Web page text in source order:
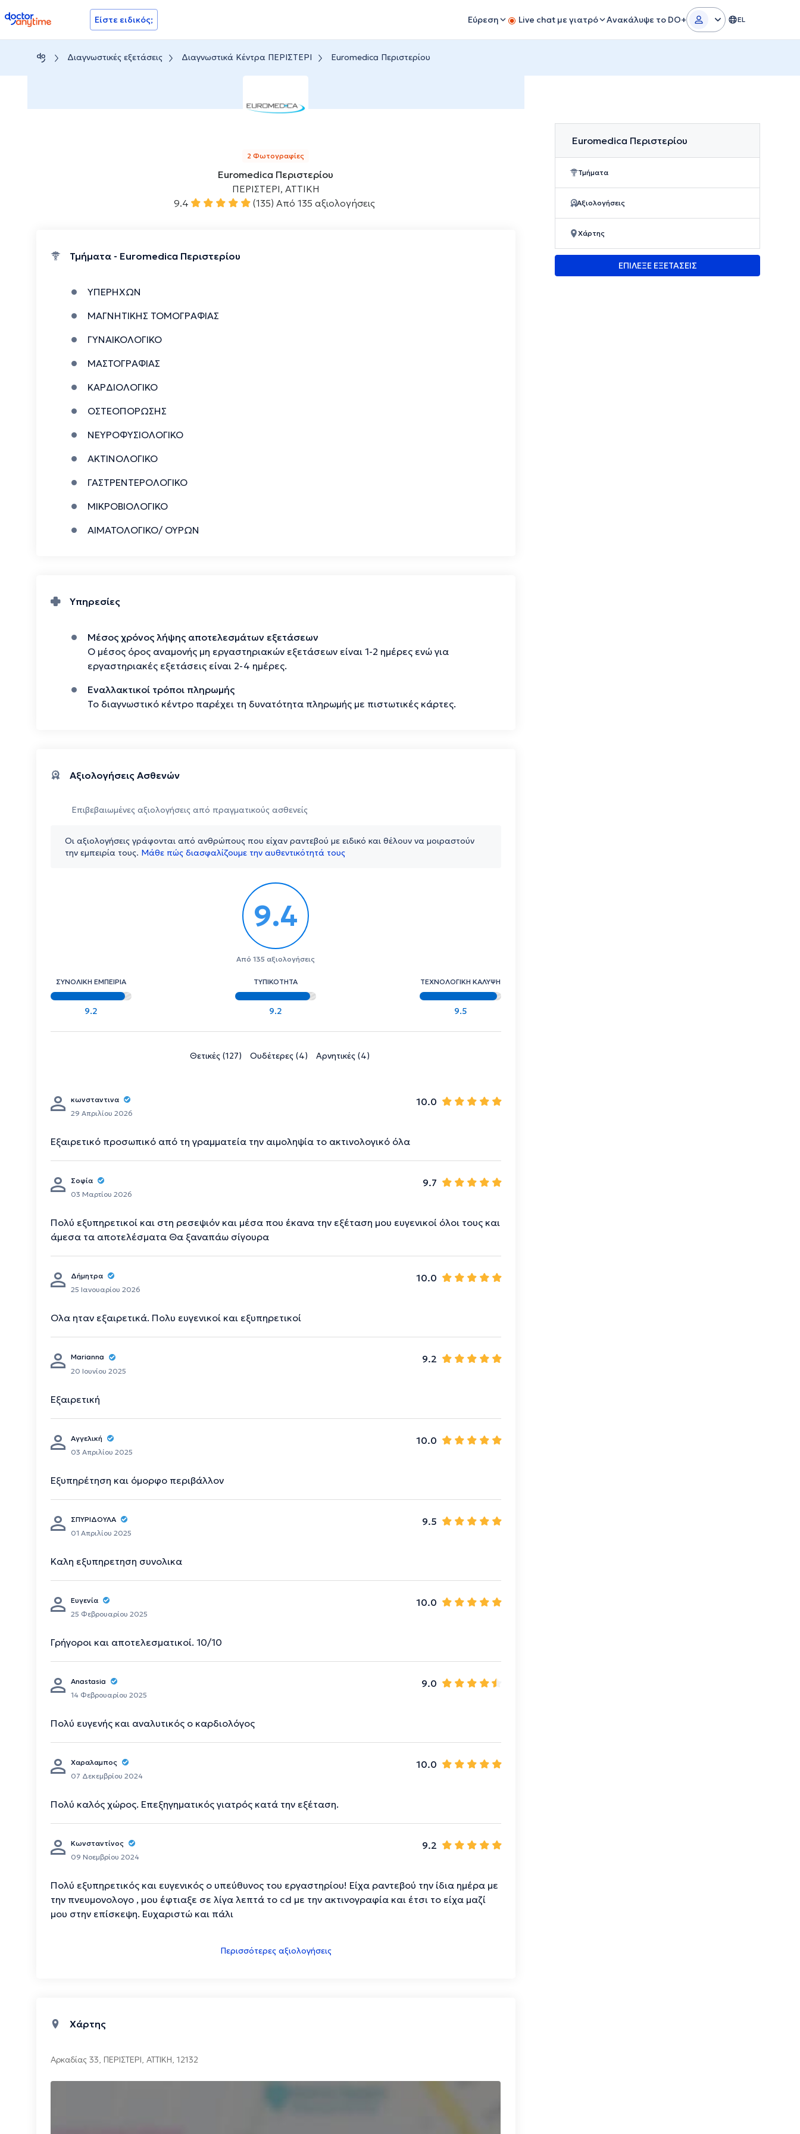
doctoranytime Είστε ειδικός; Εύρεση Live chat με γιατρό Ανακάλυψε το DO+ EL
Διαγνωστικές εξετάσεις Διαγνωστικά Κέντρα ΠΕΡΙΣΤΕΡΙ Euromedica Περιστερίου
Euromedica Περιστερίου
Τμήματα
Αξιολογήσεις
Χάρτης
ΕΠΙΛΕΞΕ ΕΞΕΤΑΣΕΙΣ
2 Φωτογραφίες
Euromedica Περιστερίου
ΠΕΡΙΣΤΕΡΙ, ΑΤΤΙΚΗ
9.4
(135) Από 135 αξιολογήσεις
Τμήματα - Euromedica Περιστερίου
ΥΠΕΡΗΧΩΝ
ΜΑΓΝΗΤΙΚΗΣ ΤΟΜΟΓΡΑΦΙΑΣ
ΓΥΝΑΙΚΟΛΟΓΙΚΟ
ΜΑΣΤΟΓΡΑΦΙΑΣ
ΚΑΡΔΙΟΛΟΓΙΚΟ
ΟΣΤΕΟΠΟΡΩΣΗΣ
ΝΕΥΡΟΦΥΣΙΟΛΟΓΙΚΟ
ΑΚΤΙΝΟΛΟΓΙΚΟ
ΓΑΣΤΡΕΝΤΕΡΟΛΟΓΙΚΟ
ΜΙΚΡΟΒΙΟΛΟΓΙΚΟ
ΑΙΜΑΤΟΛΟΓΙΚΟ/ ΟΥΡΩΝ
Υπηρεσίες
Μέσος χρόνος λήψης αποτελεσμάτων εξετάσεων
Ο μέσος όρος αναμονής μη εργαστηριακών εξετάσεων είναι 1-2 ημέρες ενώ για
εργαστηριακές εξετάσεις είναι 2-4 ημέρες.
Εναλλακτικοί τρόποι πληρωμής
Το διαγνωστικό κέντρο παρέχει τη δυνατότητα πληρωμής με πιστωτικές κάρτες.
Αξιολογήσεις Ασθενών
Επιβεβαιωμένες αξιολογήσεις από πραγματικούς ασθενείς
Οι αξιολογήσεις γράφονται από ανθρώπους που είχαν ραντεβού με ειδικό και θέλουν να μοιραστούν
την εμπειρία τους. Μάθε πώς διασφαλίζουμε την αυθεντικότητά τους
9.4
Από 135 αξιολογήσεις
ΣΥΝΟΛΙΚΗ ΕΜΠΕΙΡΙΑ
9.2
ΤΥΠΙΚΟΤΗΤΑ
9.2
ΤΕΧΝΟΛΟΓΙΚΗ ΚΑΛΥΨΗ
9.5
Θετικές (127) Ουδέτερες (4) Αρνητικές (4)
10.0
κωνσταντινα
29 Απριλίου 2026
Εξαιρετικό προσωπικό από τη γραμματεία την αιμοληψία το ακτινολογικό όλα
9.7
Σοφία
03 Μαρτίου 2026
Πολύ εξυπηρετικοί και στη ρεσεψιόν και μέσα που έκανα την εξέταση μου ευγενικοί όλοι τους και
άμεσα τα αποτελέσματα Θα ξαναπάω σίγουρα
10.0
Δήμητρα
25 Ιανουαρίου 2026
Ολα ηταν εξαιρετικά. Πολυ ευγενικοί και εξυπηρετικοί
9.2
Marianna
20 Ιουνίου 2025
Εξαιρετική
10.0
Αγγελική
03 Απριλίου 2025
Εξυπηρέτηση και όμορφο περιβάλλον
9.5
ΣΠΥΡΙΔΟΥΛΑ
01 Απριλίου 2025
Καλη εξυπηρετηση συνολικα
10.0
Ευγενία
25 Φεβρουαρίου 2025
Γρήγοροι και αποτελεσματικοί. 10/10
9.0
Anastasia
14 Φεβρουαρίου 2025
Πολύ ευγενής και αναλυτικός ο καρδιολόγος
10.0
Χαραλαμπος
07 Δεκεμβρίου 2024
Πολύ καλός χώρος. Επεξηγηματικός γιατρός κατά την εξέταση.
9.2
Κωνσταντίνος
09 Νοεμβρίου 2024
Πολύ εξυπηρετικός και ευγενικός ο υπεύθυνος του εργαστηρίου! Είχα ραντεβού την ίδια ημέρα με
την πνευμονολογο , μου έφτιαξε σε λίγα λεπτά το cd με την ακτινογραφία και έτσι το είχα μαζί
μου στην επίσκεψη. Ευχαριστώ και πάλι
Περισσότερες αξιολογήσεις
Χάρτης
Αρκαδίας 33, ΠΕΡΙΣΤΕΡΙ, ΑΤΤΙΚΗ, 12132